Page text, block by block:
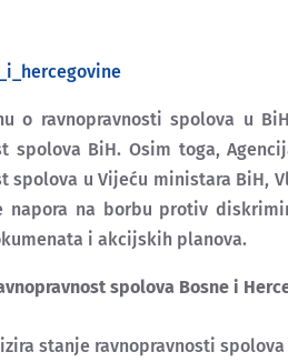
o ravnopravnosti spolova u
spolova BiH. Osim toga,
spolova u Vijeću ministara BiH,
napora na borbu protiv
i akcijskih planova.
spolova Bosne i
stanje ravnopravnosti